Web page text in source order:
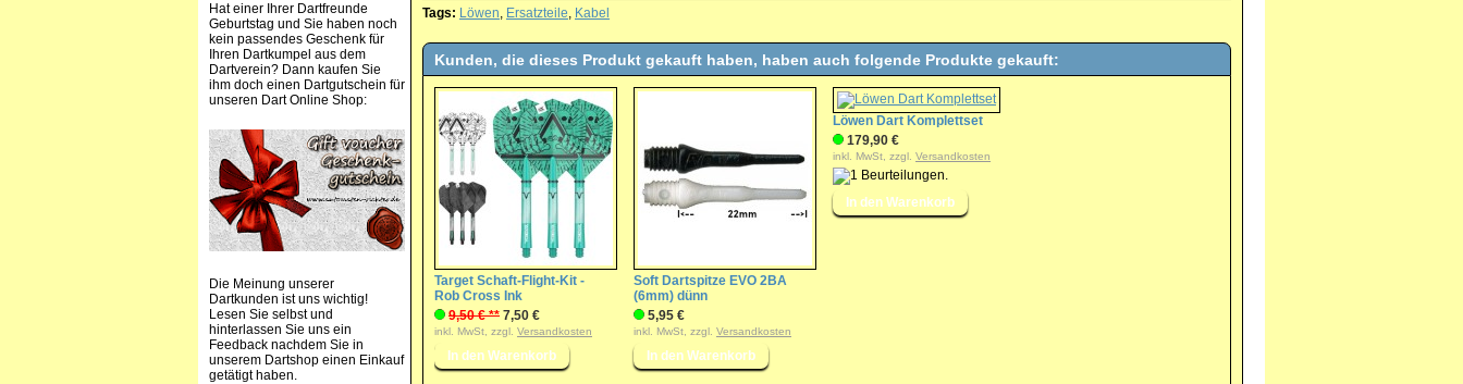
Hat einer Ihrer Dartfreunde
Geburtstag und Sie haben noch
kein passendes Geschenk für
Ihren Dartkumpel aus dem
Dartverein? Dann kaufen Sie
ihm doch einen Dartgutschein für
unseren Dart Online Shop:
Die Meinung unserer
Dartkunden ist uns wichtig!
Lesen Sie selbst und
hinterlassen Sie uns ein
Feedback nachdem Sie in
unserem Dartshop einen Einkauf
getätigt haben.
Tags: Löwen, Ersatzteile, Kabel
Kunden, die dieses Produkt gekauft haben, haben auch folgende Produkte gekauft:
Target Schaft-Flight-Kit -
Rob Cross Ink
9,50 € ** 7,50 €
inkl. MwSt, zzgl. Versandkosten
Soft Dartspitze EVO 2BA
(6mm) dünn
5,95 €
inkl. MwSt, zzgl. Versandkosten
Löwen Dart Komplettset
179,90 €
inkl. MwSt, zzgl. Versandkosten